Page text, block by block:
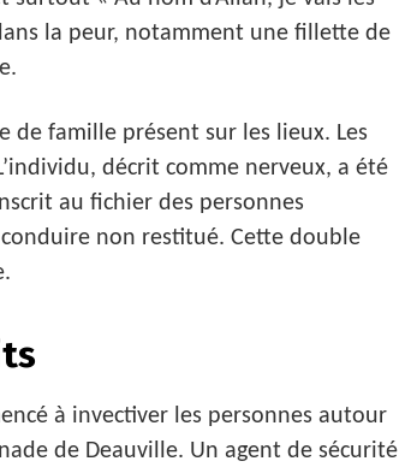
la peur, notamment une fillette de
famille présent sur les lieux. Les
décrit comme nerveux, a été
au fichier des personnes
non restitué. Cette double
à invectiver les personnes autour
de Deauville. Un agent de sécurité